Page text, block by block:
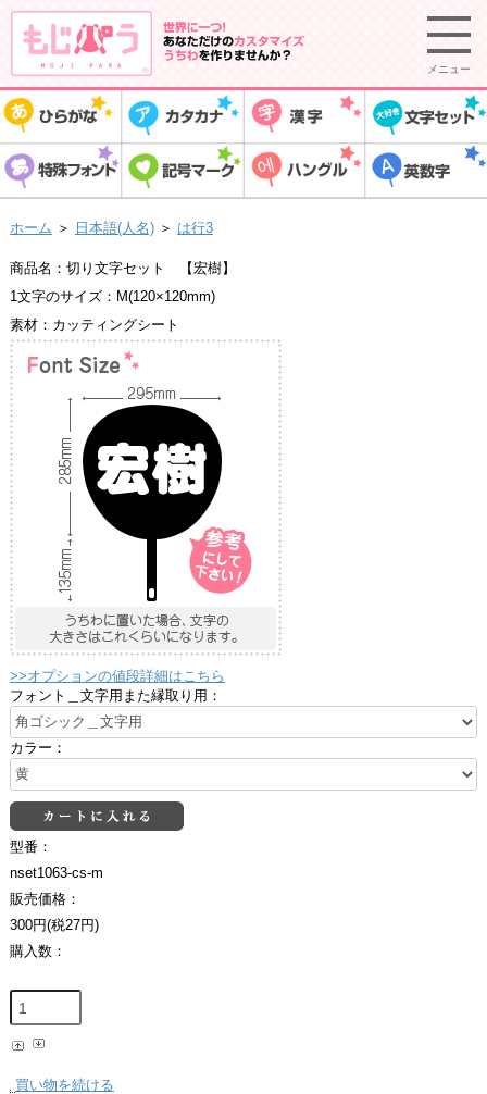
メニュー
ホーム ＞ 日本語(人名) ＞ は行3
商品名：切り文字セット 【宏樹】
1文字のサイズ：M(120×120mm)
素材：カッティングシート
>>オプションの値段詳細はこちら
フォント＿文字用また縁取り用：
カラー：
型番：
nset1063-cs-m
販売価格：
300円(税27円)
購入数：
買い物を続ける